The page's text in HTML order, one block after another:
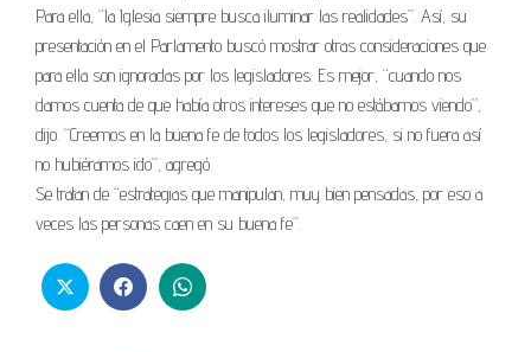
Para ella, “la Iglesia siempre busca iluminar las realidades”. Así, su
presentación en el Parlamento buscó mostrar otras consideraciones que
para ella son ignoradas por los legisladores. Es mejor, “cuando nos
damos cuenta de que había otros intereses que no estábamos viendo”,
dijo. “Creemos en la buena fe de todos los legisladores, si no fuera así
no hubiéramos ido”, agregó.
Se tratan de “estrategias que manipulan, muy bien pensadas, por eso a
veces las personas caen en su buena fe”.